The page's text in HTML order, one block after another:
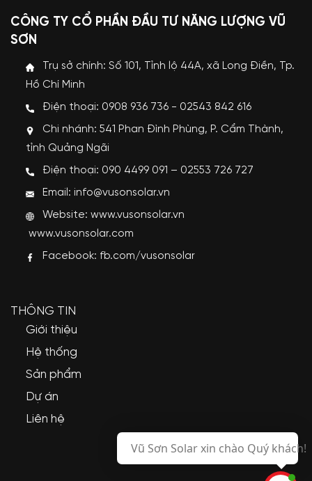
CÔNG TY CỔ PHẦN ĐẦU TƯ NĂNG LƯỢNG VŨ
SƠN
Trụ sở chính: Số 101, Tỉnh lộ 44A, xã Long Điền, Tp.
Hồ Chí Minh
Điện thoại: 0908 936 736 - 02543 842 616
Chi nhánh: 541 Phan Đình Phùng, P. Cẩm Thành,
tỉnh Quảng Ngãi
Điện thoại: 090 4499 091 – 02553 726 727
Email: info@vusonsolar.vn
Website:www.vusonsolar.vn
www.vusonsolar.com
Facebook: fb.com/vusonsolar
THÔNG TIN
Giới thiệu
Hệ thống
Sản phẩm
Dự án
Liên hệ
Vũ Sơn Solar xin chào Quý khách!